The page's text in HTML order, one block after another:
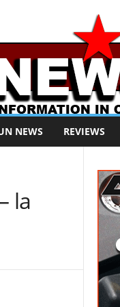
NEWS REVIEWS
la